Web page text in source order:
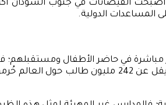
الفيضانات في جنوب السودان أكثر
المساعدات الدولية.
وصلت درجات الحرارة إلى 45 درجة مئوية. وبحسب تقرير